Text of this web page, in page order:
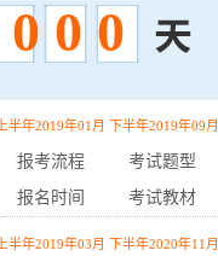
0 0 0
上半年2019年01月 下半年2019年09月
报考流程
考试题型
报名时间 考试教材
上半年2019年03月 下半年2020年11月